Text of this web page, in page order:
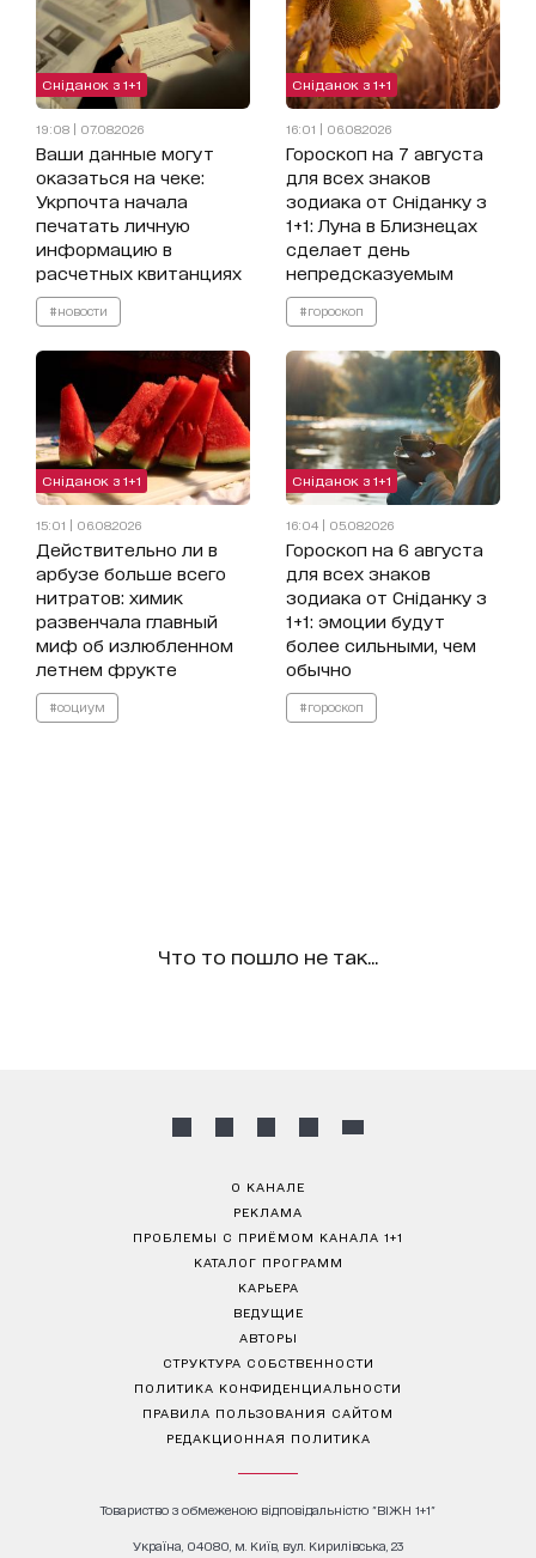
Сніданок з 1+1
19:08 | 07.08.2026
Ваши данные могут
оказаться на чеке:
Укрпочта начала
печатать личную
информацию в
расчетных квитанциях
#новости
Сніданок з 1+1
16:01 | 06.08.2026
Гороскоп на 7 августа
для всех знаков
зодиака от Сніданку з
1+1: Луна в Близнецах
сделает день
непредсказуемым
#гороскоп
Сніданок з 1+1
15:01 | 06.08.2026
Действительно ли в
арбузе больше всего
нитратов: химик
развенчала главный
миф об излюбленном
летнем фрукте
#социум
Сніданок з 1+1
16:04 | 05.08.2026
Гороскоп на 6 августа
для всех знаков
зодиака от Сніданку з
1+1: эмоции будут
более сильными, чем
обычно
#гороскоп
Что то пошло не так...
О КАНАЛЕ
РЕКЛАМА
ПРОБЛЕМЫ С ПРИЁМОМ КАНАЛА 1+1
КАТАЛОГ ПРОГРАММ
КАРЬЕРА
ВЕДУЩИЕ
АВТОРЫ
СТРУКТУРА СОБСТВЕННОСТИ
ПОЛИТИКА КОНФИДЕНЦИАЛЬНОСТИ
ПРАВИЛА ПОЛЬЗОВАНИЯ САЙТОМ
РЕДАКЦИОННАЯ ПОЛИТИКА
Товариство з обмеженою відповідальністю "ВІЖН 1+1"
Україна, 04080, м. Київ, вул. Кирилівська, 23